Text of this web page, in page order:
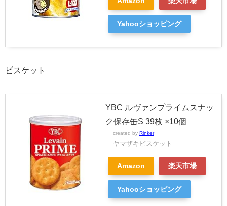
Yahooショッピング
ビスケット
YBC ルヴァンプライムスナッ
ク保存缶S 39枚 ×10個
created by Rinker
ヤマザキビスケット
Amazon 楽天市場
Yahooショッピング